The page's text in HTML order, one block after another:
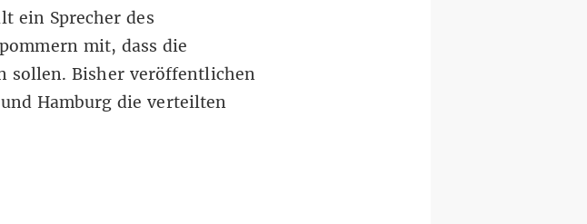
ein Sprecher des
mit, dass die
sollen. Bisher veröffentlichen
Hamburg die verteilten